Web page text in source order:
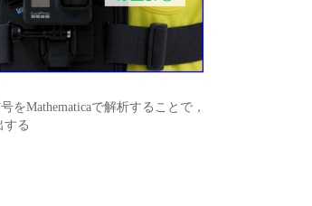
をMathematicaで解析することで，
する